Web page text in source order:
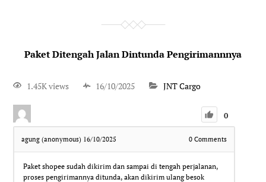
Paket Ditengah Jalan Dintunda Pengirimannnya
1.45K views 16/10/2025 JNT Cargo
0
agung (anonymous) 16/10/2025 0Comments
Paket shopee sudah dikirim dan sampai di tengah perjalanan,
proses pengirimannya ditunda, akan dikirim ulang besok